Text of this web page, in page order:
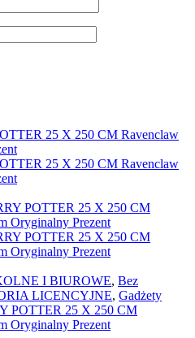
I BIUROWE, Bez
LICENCYJNE, Gadżety
POTTER 25 X 250 CM
Oryginalny Prezent